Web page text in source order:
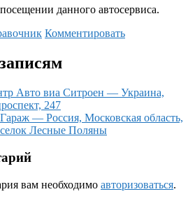
данного автосервиса.
Комментировать
Авто виа Ситроен — Украина,
247
— Россия, Московская область,
Лесные Поляны
вам необходимо авторизоваться.